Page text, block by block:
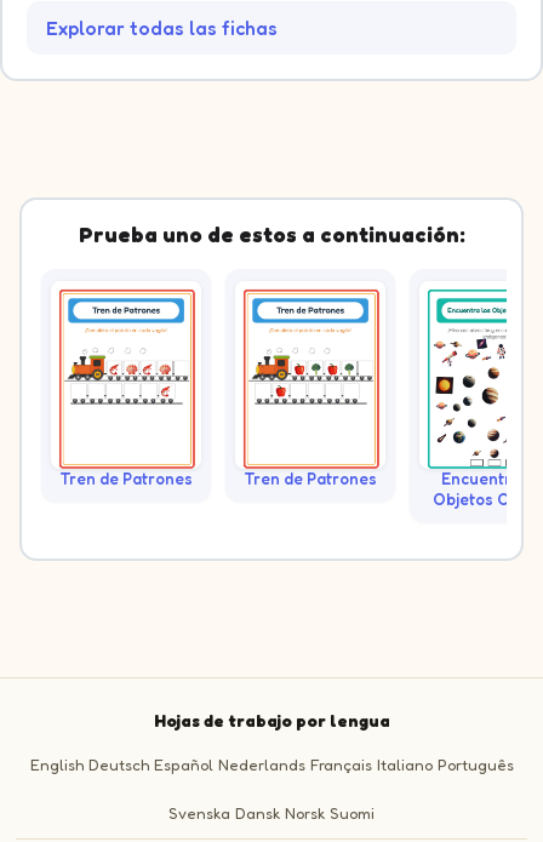
Explorar todas las fichas
Prueba uno de estos a continuación:
Tren de Patrones Tren de Patrones
Encuentra
Objetos
Hojas de trabajo por lengua
English Deutsch Español Nederlands Français Italiano Português
Svenska Dansk Norsk Suomi